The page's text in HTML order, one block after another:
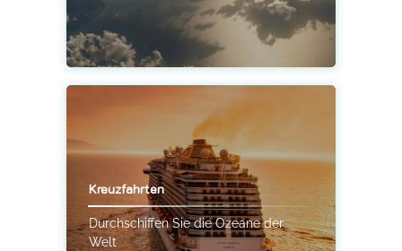
Kreuzfahrten
Durchschiffen Sie die Ozeane der
Welt